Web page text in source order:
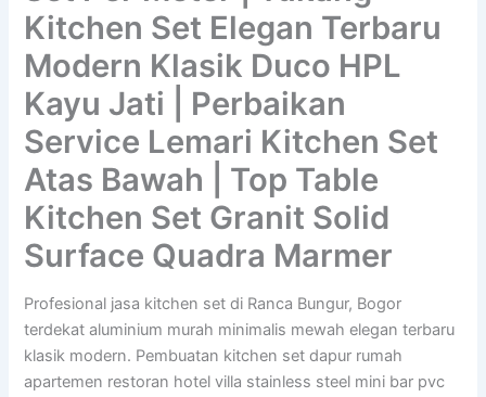
Kitchen Set Elegan Terbaru
Modern Klasik Duco HPL
Kayu Jati | Perbaikan
Service Lemari Kitchen Set
Atas Bawah | Top Table
Kitchen Set Granit Solid
Surface Quadra Marmer
Profesional jasa kitchen set di Ranca Bungur, Bogor
terdekat aluminium murah minimalis mewah elegan terbaru
klasik modern. Pembuatan kitchen set dapur rumah
apartemen restoran hotel villa stainless steel mini bar pvc